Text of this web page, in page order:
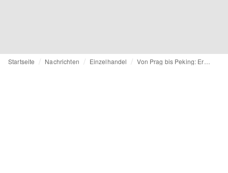
Startseite Nachrichten Einzelhandel